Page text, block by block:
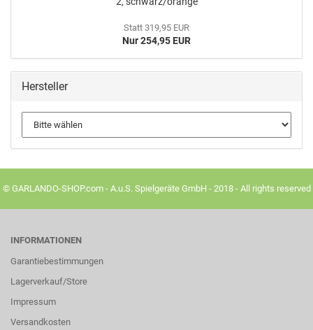
Statt 319,95 EUR
Nur 254,95 EUR
Hersteller
© GARLANDO-SHOP.com - A.u.S. Spielgeräte GmbH - 2018 - All rights reserved
INFORMATIONEN
Garantiebestimmungen
Lagerverkauf/Store
Impressum
Versandkosten